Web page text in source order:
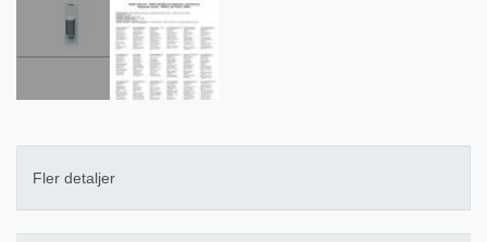
Fler detaljer